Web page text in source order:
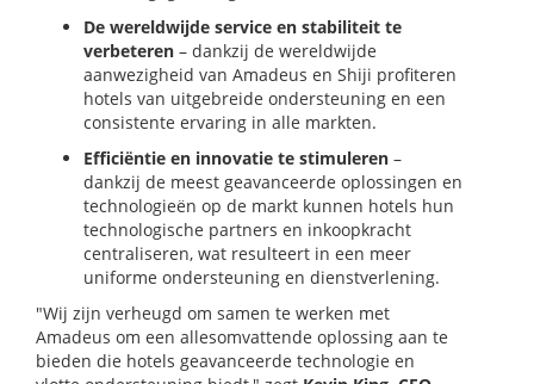
De wereldwijde service en stabiliteit te
verbeteren – dankzij de wereldwijde
aanwezigheid van Amadeus en Shiji profiteren
hotels van uitgebreide ondersteuning en een
consistente ervaring in alle markten.
Efficiëntie en innovatie te stimuleren –
dankzij de meest geavanceerde oplossingen en
technologieën op de markt kunnen hotels hun
technologische partners en inkoopkracht
centraliseren, wat resulteert in een meer
uniforme ondersteuning en dienstverlening.
"Wij zijn verheugd om samen te werken met
Amadeus om een allesomvattende oplossing aan te
bieden die hotels geavanceerde technologie en